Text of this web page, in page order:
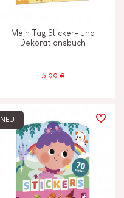
Mein Tag Sticker- und
Dekorationsbuch
5,99 €
NEU